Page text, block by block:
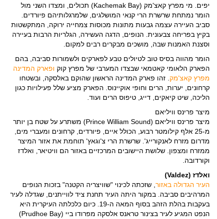
יפים. מי מפרץ קאצ'מק (Kachemak Bay) תכולים, ומצדו השני מול
הומר נמתחת שרשרת הרי קנאי המושלגים, שלמרגלותיהם פיורדים.
סביב העיירה עצמה גבעות מתונות מכוסות צמחייה ירוקה, המתקשטות
בקיץ בפריחה צבעונית. הנופים, הדגה העשירה, הגלריות הרבות בעיירה
וסצנת האמנות שבה, מושכים מבקרים רבים למקום.
הומר מהווה בסיס טוב לטיולים טבע לפארקים ולשמורות סביבה, בהם
הפארק הלאומי קאטמאי שבצדו המערבי של מפרץ קוק ופארק המדינה
מפרץ קאצ'מק . זהו פארק המדינה הראשון שהוקם באלסקה, ובשטחו
קרחונים, יערות, הרים וחופי אוקיינוס. הפארק מציע שלל פעילויות כגון
הליכה, שיט קיאקים, דייג, טיפוס הרים ועוד.
מיצר פרינס וויליאם
מיצר פרינס וויליאם (Prince William Sound) משתרע על שטח בן יותר
מ-25 אלף קילומטר רבוע, הכולל איים, פיורדים, קרחונים ומעברי מים,
מדרום מזרח לאנקורייג'. שרשרת הרי צ'וגאץ' תוחמת את אזור המיצר
ממזרח ומצפון. שלושת היישובים המרכזיים באזור הם וויטיאר, ואלדז
וקורדובה.
ואלדז (Valdez)
העיר הגדולה באזור , שזכתה לכינוי "שוויצריה הקטנה" בזכות הנופים
המרהיבים סביבה. במקור היתה העיר תחנת ציד לווייתנים, שגדלה לעיר
בעקבות בהלת הזהב בסוף המאה ה-19. כיום כלכלתה העיקרית היא
הנפט המגיע לעיר בצינור טראנס אלסקה מפרודו ביי (Prudhoe Bay)